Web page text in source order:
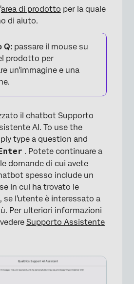
×
area di prodotto per la quale
di aiuto.
Q: passare il mouse su
prodotto per
un'immagine e una
il chatbot Supporto
AI. To use the
type a question and
. Potete continuare a
domande di cui avete
spesso include un
in cui ha trovato le
se l'utente è interessato a
Per ulteriori informazioni
Supporto Assistente